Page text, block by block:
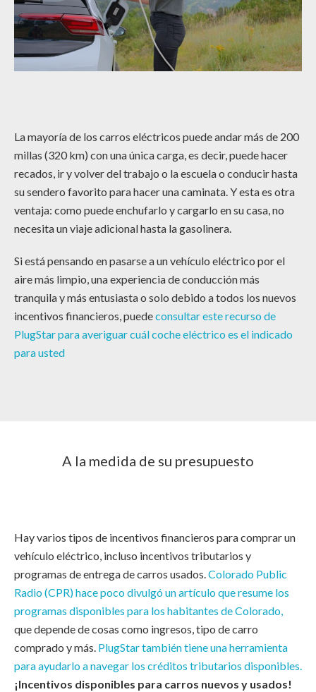
La mayoría de los carros eléctricos puede andar más de 200
millas (320 km) con una única carga, es decir, puede hacer
recados, ir y volver del trabajo o la escuela o conducir hasta
su sendero favorito para hacer una caminata. Y esta es otra
ventaja: como puede enchufarlo y cargarlo en su casa, no
necesita un viaje adicional hasta la gasolinera.
Si está pensando en pasarse a un vehículo eléctrico por el
aire más limpio, una experiencia de conducción más
tranquila y más entusiasta o solo debido a todos los nuevos
incentivos financieros, puedeconsultar este recurso de
PlugStar para averiguar cuál coche eléctrico es el indicado
para usted
A la medida de su presupuesto
Hay varios tipos de incentivos financieros para comprar un
vehículo eléctrico, incluso incentivos tributarios y
programas de entrega de carros usados.Colorado Public
Radio (CPR) hace poco divulgó un artículo que resume los
programas disponibles para los habitantes de Colorado,
que depende de cosas como ingresos, tipo de carro
comprado y más. PlugStar también tiene una herramienta
para ayudarlo a navegar los créditos tributarios disponibles.
¡Incentivos disponibles para carros nuevos y usados!